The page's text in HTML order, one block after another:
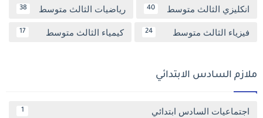
انكليزي الثالث متوسط 40 رياضيات الثالث متوسط 38
فيزياء الثالث متوسط 24 كيمياء الثالث متوسط 17
ملازم السادس الابتدائي
اجتماعيات السادس ابتدائي 1